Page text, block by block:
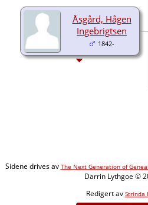
Åsgård, Hågen
Ingebrigtsen
1842-
Sidene drives av The Next Generation of
Darrin Lythgoe ©
Redigert av Strinda